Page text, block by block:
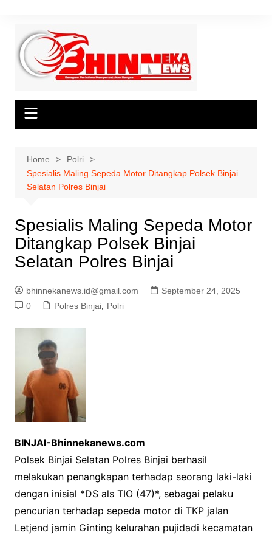
content
Home
Polri
Spesialis Maling Sepeda Motor Ditangkap Polsek Binjai
Selatan Polres Binjai
Spesialis Maling Sepeda Motor
Ditangkap Polsek Binjai
Selatan Polres Binjai
bhinnekanews.id@gmail.com
September 24, 2025
0
Polres Binjai, Polri
BINJAI-Bhinnekanews.com
Polsek Binjai Selatan Polres Binjai berhasil
melakukan penangkapan terhadap seorang laki-laki
dengan inisial *DS als TIO (47)*, sebagai pelaku
pencurian terhadap sepeda motor di TKP jalan
Letjend jamin Ginting kelurahan pujidadi kecamatan